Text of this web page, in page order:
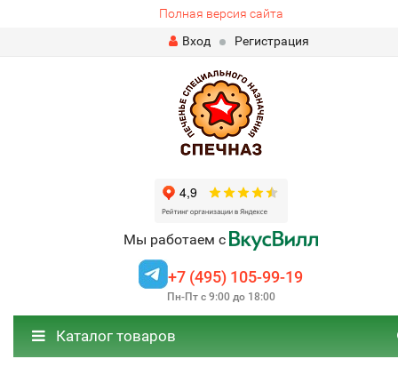
Полная версия сайта
Вход
Регистрация
Мы работаем с
+7 (495) 105-99-19
Пн-Пт с 9:00 до 18:00
Каталог товаров